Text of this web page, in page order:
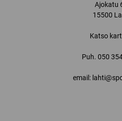
Ajokatu
15500
Katso
Puh. 050
email: